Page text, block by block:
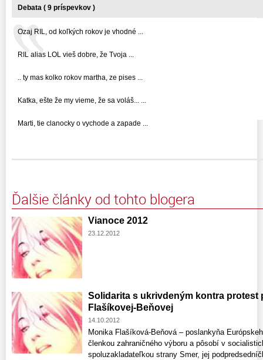
Debata ( 9 príspevkov )
Ozaj RIL, od koľkých rokov je vhodné ...
RIL alias LOL vieš dobre, že Tvoja ...
.. ty mas kolko rokov martha, ze pises ...
Katka, ešte že my vieme, že sa voláš... ...
Marti, tie clanocky o vychode a zapade ...
Ďalšie články od tohto blogera
Vianoce 2012
23.12.2012
Solidarita s ukrivdeným kontra protest
Flašíkovej-Beňovej
14.10.2012
Monika Flašíková-Beňová – poslankyňa
členkou zahraničného výboru a pôsobí v
spoluzakladateľkou strany Smer, jej